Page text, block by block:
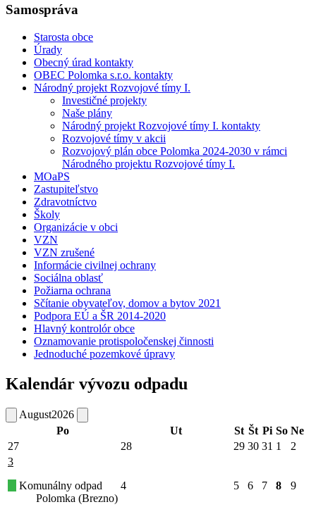
Samospráva
Starosta obce
Úrady
Obecný úrad kontakty
OBEC Polomka s.r.o. kontakty
Národný projekt Rozvojové tímy I.
Investičné projekty
Naše plány
Národný projekt Rozvojové tímy I. kontakty
Rozvojové tímy v akcii
Rozvojový plán obce Polomka 2024-2030 v rámci
Národného projektu Rozvojové tímy I.
MOaPS
Zastupiteľstvo
Zdravotníctvo
Školy
Organizácie v obci
VZN
VZN zrušené
Informácie civilnej ochrany
Sociálna oblasť
Požiarna ochrana
Sčítanie obyvateľov, domov a bytov 2021
Podpora EÚ a ŠR 2014-2020
Hlavný kontrolór obce
Oznamovanie protispoločenskej činnosti
Jednoduché pozemkové úpravy
Kalendár vývozu odpadu
August2026
Po
Ut St Št Pi So Ne
27
28 29 30 31 1
2
3
Komunálny odpad
Polomka (Brezno)
4 5 6 7 8 9